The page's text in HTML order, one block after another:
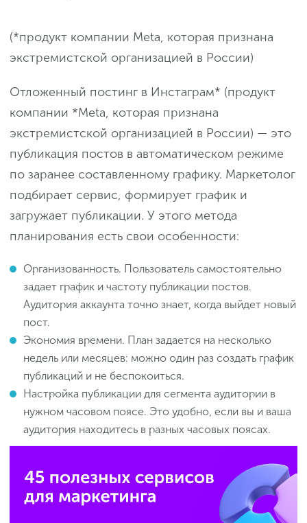
(*продукт компании Meta, которая признана
экстремистской организацией в России)
Отложенный постинг в Инстаграм* (продукт
компании *Meta, которая признана
экстремистской организацией в России) — это
публикация постов в автоматическом режиме
по заранее составленному графику. Маркетолог
подбирает сервис, формирует график и
загружает публикации. У этого метода
планирования есть свои особенности:
Организованность. Пользователь самостоятельно
задает график и частоту публикации постов.
Аудитория аккаунта точно знает, когда выйдет новый
пост.
Экономия времени. План задается на несколько
недель или месяцев: можно один раз создать график
публикаций и не беспокоиться.
Настройка публикации для сегмента аудитории в
нужном часовом поясе. Это удобно, если вы и ваша
аудитория находитесь в разных часовых поясах.